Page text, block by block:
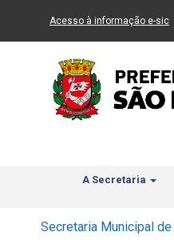
Ir ao Conteúdo Ir
Acesso à informação e-sic
A Secretaria
Secretaria Municipal de